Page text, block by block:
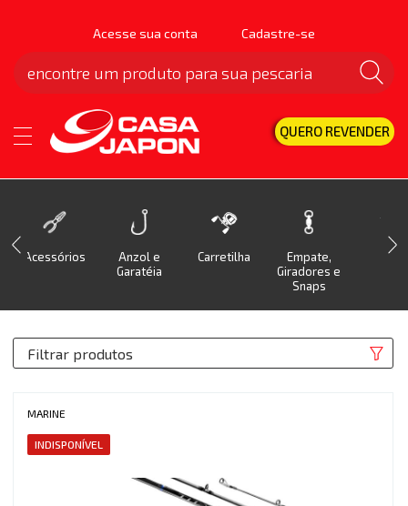
Acesse sua conta Cadastre-se
QUERO REVENDER
Acessórios
Anzol e
Garatéia
Carretilha
Empate,
Giradores e
Snaps
Isca
Filtrar produtos
MARINE
INDISPONÍVEL